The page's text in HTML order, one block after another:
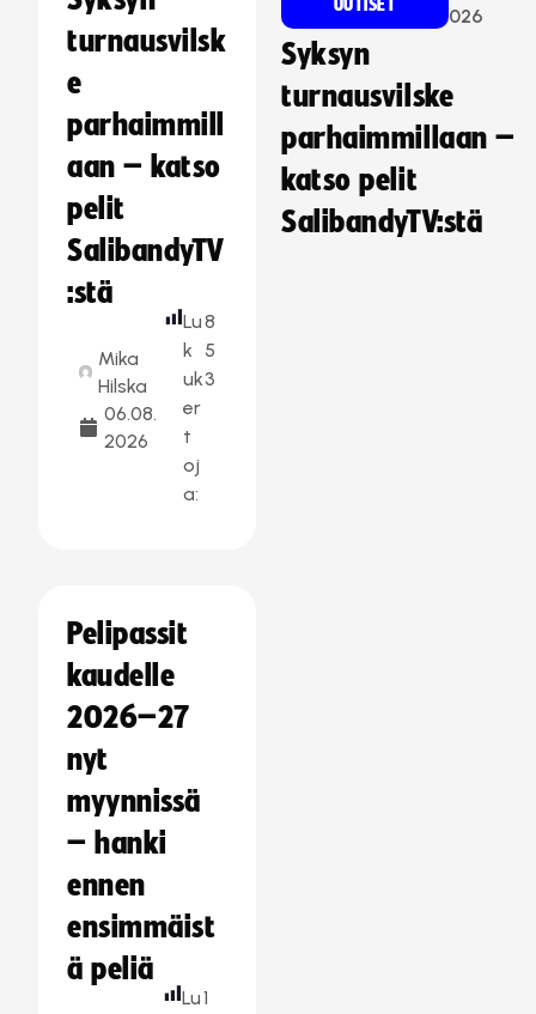
turnausvilsk
e
parhaimmill
aan – katso
pelit
SalibandyTV
:stä
Mika
Hilska
06.08.
2026
Lu
k
uk
er
t
oj
a:
8
5
3
Pelipassit
kaudelle
2026–27
nyt
myynnissä
– hanki
ennen
ensimmäist
ä peliä
Lu1
UUTISET
026
Syksyn
turnausvilske
parhaimmillaan –
katso pelit
SalibandyTV:stä